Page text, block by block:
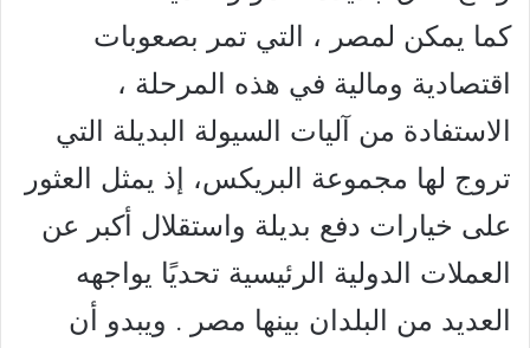
كما يمكن لمصر ، التي تمر بصعوبات
اقتصادية ومالية في هذه المرحلة ،
الاستفادة من آليات السيولة البديلة التي
تروج لها مجموعة البريكس، إذ يمثل العثور
على خيارات دفع بديلة واستقلال أكبر عن
العملات الدولية الرئيسية تحديًا يواجهه
العديد من البلدان بينها مصر . ويبدو أن